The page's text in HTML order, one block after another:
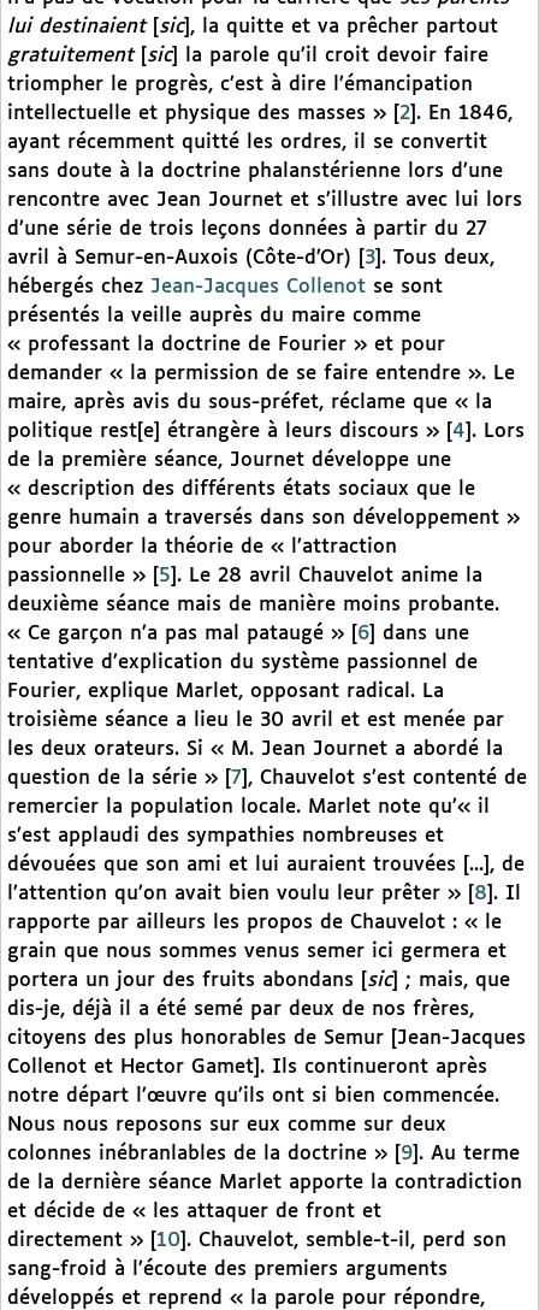
lui destinaient[ sic], la quitte et va prêcher partout
gratuitement[ sic] la parole qu’il croit devoir faire
triompher le progrès, c’est à dire l’émancipation
intellectuelle et physique des masses »
2 . En 1846,
ayant récemment quitté les ordres, il se convertit
sans doute à la doctrine phalanstérienne lors d’une
rencontre avec Jean Journet et s’illustre avec lui lors
d’une série de trois leçons données à partir du 27
avril à Semur-en-Auxois (Côte-d’Or)
3 . Tous deux,
hébergés chez Jean-Jacques Collenot se sont
présentés la veille auprès du maire comme
« professant la doctrine de Fourier » et pour
demander « la permission de se faire entendre ». Le
maire, après avis du sous-préfet, réclame que « la
politique rest[e] étrangère à leurs discours »
4 . Lors
de la première séance, Journet développe une
« description des différents états sociaux que le
genre humain a traversés dans son développement »
pour aborder la théorie de « l’attraction
passionnelle »
5 . Le 28 avril Chauvelot anime la
deuxième séance mais de manière moins probante.
« Ce garçon n’a pas mal pataugé »
6
dans une
tentative d’explication du système passionnel de
Fourier, explique Marlet, opposant radical. La
troisième séance a lieu le 30 avril et est menée par
les deux orateurs. Si « M. Jean Journet a abordé la
question de la série »
7 , Chauvelot s’est contenté de
remercier la population locale. Marlet note qu’« il
s’est applaudi des sympathies nombreuses et
dévouées que son ami et lui auraient trouvées [...], de
l’attention qu’on avait bien voulu leur prêter »
8 . Il
rapporte par ailleurs les propos de Chauvelot : « le
grain que nous sommes venus semer ici germera et
portera un jour des fruits abondans [ sic] ; mais, que
dis-je, déjà il a été semé par deux de nos frères,
citoyens des plus honorables de Semur [Jean-Jacques
Collenot et Hector Gamet]. Ils continueront après
notre départ l’œuvre qu’ils ont si bien commencée.
Nous nous reposons sur eux comme sur deux
colonnes inébranlables de la doctrine »
9 . Au terme
de la dernière séance Marlet apporte la contradiction
et décide de « les attaquer de front et
directement »
10 . Chauvelot, semble-t-il, perd son
sang-froid à l’écoute des premiers arguments
développés et reprend « la parole pour répondre,